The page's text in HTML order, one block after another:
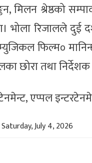
मिलन श्रेष्ठको
भोला रिजालले
फिल्म०
छोरा तथा
एप्पल
July 4, 2026